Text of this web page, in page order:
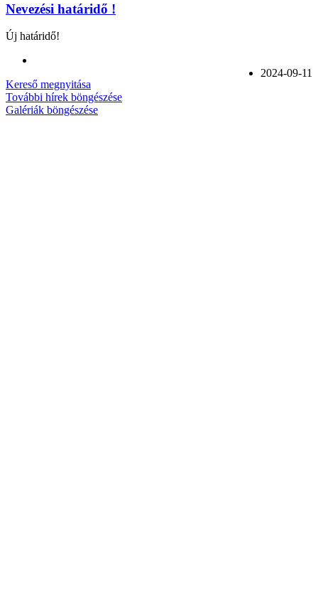
Nevezési határidő !
Új határidő!
2024-09-11
Kereső megnyitása
További hírek böngészése
Galériák böngészése